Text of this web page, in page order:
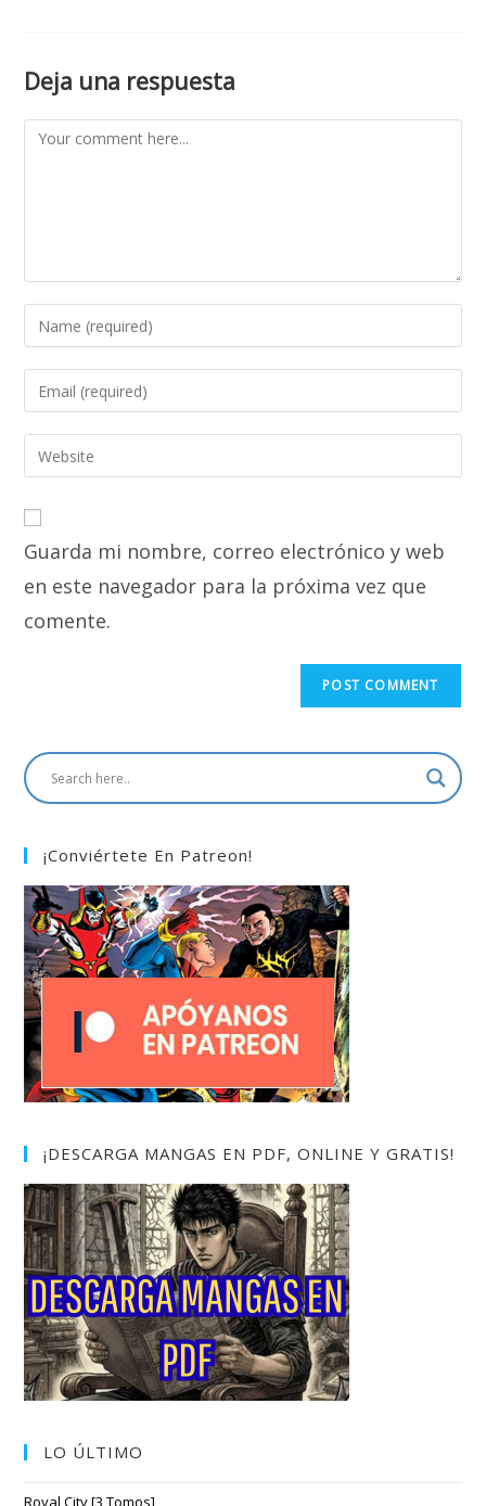
Deja una respuesta
Comment
Enter
your
name
to
comment
Enter
your
email
address
Enter
your
URL
(optional)
Guarda mi nombre, correo electrónico y web
en este navegador para la próxima vez que
comente.
¡Conviértete En Patreon!
¡DESCARGA MANGAS EN PDF, ONLINE Y GRATIS!
LO ÚLTIMO
Royal City [3 Tomos]